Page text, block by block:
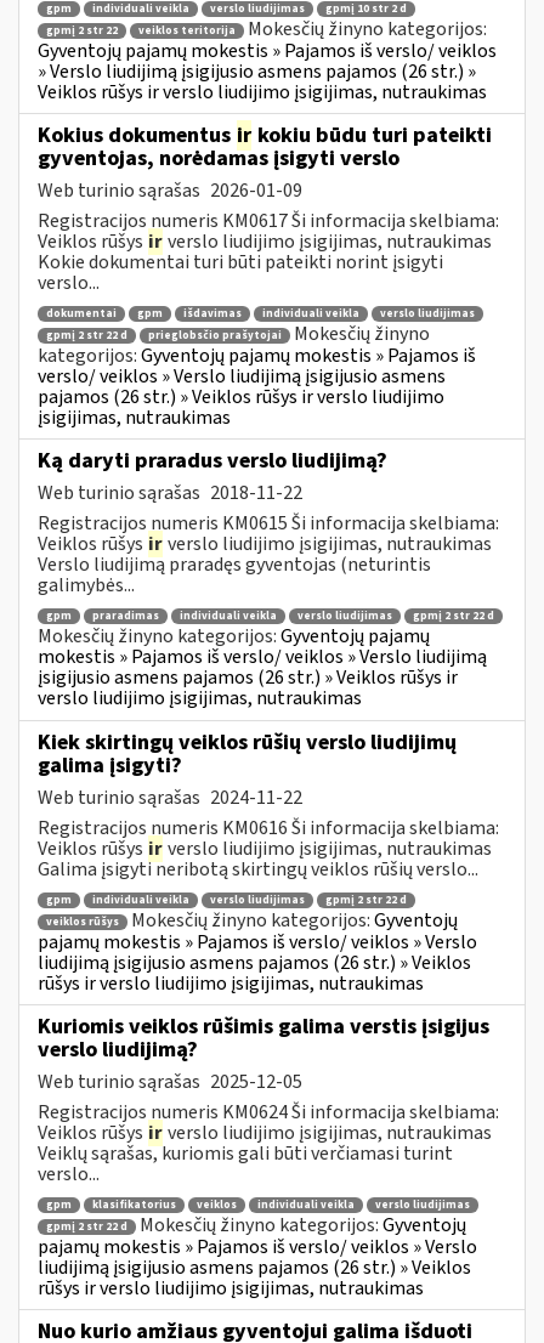
gpm individuali veikla verslo liudijimas
gpmį 10 str 2 d
gpmį 2 str 22
veiklos teritorija
Mokesčių žinyno kategorijos:
Gyventojų pajamų mokestis » Pajamos iš verslo/ veiklos
» Verslo liudijimą įsigijusio asmens pajamos (26 str.) »
Veiklos rūšys ir verslo liudijimo įsigijimas, nutraukimas
Kokius dokumentus ir kokiu būdu turi pateikti
gyventojas, norėdamas įsigyti verslo
Web turinio sąrašas 2026-01-09
Registracijos numeris KM0617 Ši informacija skelbiama:
Veiklos rūšys irverslo liudijimo įsigijimas, nutraukimas
Kokie dokumentai turi būti pateikti norint įsigyti
verslo...
dokumentai gpm išdavimas individuali veikla
verslo liudijimas
gpmį 2 str 22 d
prieglobsčio prašytojai
Mokesčių žinyno
kategorijos:Gyventojų pajamų mokestis » Pajamos iš
verslo/ veiklos » Verslo liudijimą įsigijusio asmens
pajamos (26 str.) » Veiklos rūšys ir verslo liudijimo
įsigijimas, nutraukimas
Ką daryti praradus verslo liudijimą?
Web turinio sąrašas 2018-11-22
Registracijos numeris KM0615 Ši informacija skelbiama:
Veiklos rūšys irverslo liudijimo įsigijimas, nutraukimas
Verslo liudijimą praradęs gyventojas (neturintis
galimybės...
gpm praradimas individuali veikla verslo liudijimas gpmį 2 str 22 d
Mokesčių žinyno kategorijos:Gyventojų pajamų
mokestis » Pajamos iš verslo/ veiklos » Verslo liudijimą
įsigijusio asmens pajamos (26 str.) » Veiklos rūšys ir
verslo liudijimo įsigijimas, nutraukimas
Kiek skirtingų veiklos rūšių verslo liudijimų
galima įsigyti?
Web turinio sąrašas 2024-11-22
Registracijos numeris KM0616 Ši informacija skelbiama:
Veiklos rūšys irverslo liudijimo įsigijimas, nutraukimas
Galima įsigyti neribotą skirtingų veiklos rūšių verslo...
gpm individuali veikla verslo liudijimas
gpmį 2 str 22 d
veiklos rūšys
Mokesčių žinyno kategorijos:Gyventojų
pajamų mokestis » Pajamos iš verslo/ veiklos » Verslo
liudijimą įsigijusio asmens pajamos (26 str.) » Veiklos
rūšys ir verslo liudijimo įsigijimas, nutraukimas
Kuriomis veiklos rūšimis galima verstis įsigijus
verslo liudijimą?
Web turinio sąrašas 2025-12-05
Registracijos numeris KM0624 Ši informacija skelbiama:
Veiklos rūšys irverslo liudijimo įsigijimas, nutraukimas
Veiklų sąrašas, kuriomis gali būti verčiamasi turint
verslo...
gpm klasifikatorius veiklos individuali veikla
verslo liudijimas
gpmį 2 str 22 d
Mokesčių žinyno kategorijos:Gyventojų
pajamų mokestis » Pajamos iš verslo/ veiklos » Verslo
liudijimą įsigijusio asmens pajamos (26 str.) » Veiklos
rūšys ir verslo liudijimo įsigijimas, nutraukimas
Nuo kurio amžiaus gyventojui galima išduoti